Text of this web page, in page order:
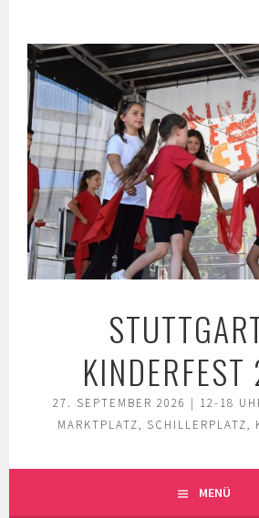
Inhalt
27. SEPTEMBER 2026 | 12-18
MARKTPLATZ, SCHILLERPLATZ,
MENÜ